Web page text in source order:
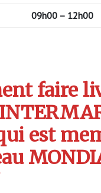
09h00 – 12h00
faire
est